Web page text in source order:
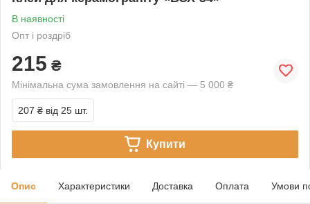
В наявності
Опт і роздріб
215 ₴
Мінімальна сума замовлення на сайті — 5 000 ₴
207 ₴ від 25 шт.
Купити
Опис Характеристики Доставка Оплата Умови